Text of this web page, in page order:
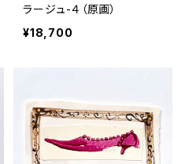
ラージュ-４（原画）
¥18,700